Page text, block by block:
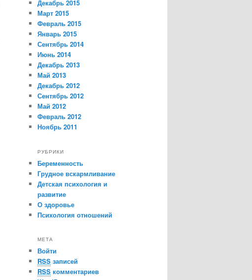
Декабрь 2015
Март 2015
Февраль 2015
Январь 2015
Сентябрь 2014
Июнь 2014
Декабрь 2013
Май 2013
Декабрь 2012
Сентябрь 2012
Май 2012
Февраль 2012
Ноябрь 2011
РУБРИКИ
Беременность
Грудное вскармливание
Детская психология и
развитие
О здоровье
Психология отношений
МЕТА
Войти
RSS записей
RSS комментариев